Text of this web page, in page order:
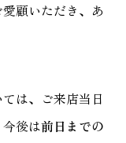
顧いただき、あ
は、ご来店当日
後は前日までの